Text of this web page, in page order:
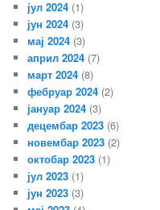
јул 2024 (1)
јун 2024 (3)
мај 2024 (3)
април 2024 (7)
март 2024 (8)
фебруар 2024 (2)
јануар 2024 (3)
децембар 2023 (6)
новембар 2023 (2)
октобар 2023 (1)
јул 2023 (1)
јун 2023 (3)